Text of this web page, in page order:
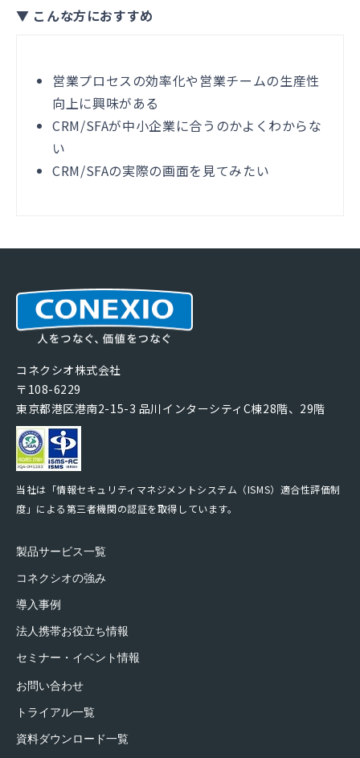
▼ こんな方におすすめ
営業プロセスの効率化や営業チームの生産性
向上に興味がある
CRM/SFAが中小企業に合うのかよくわからな
い
CRM/SFAの実際の画面を見てみたい
コネクシオ株式会社
〒108-6229
東京都港区港南2-15-3 品川インターシティC棟28階、29階
当社は「情報セキュリティマネジメントシステム（ISMS）適合性評価制
度」による第三者機関の認証を取得しています。
製品サービス一覧
コネクシオの強み
導入事例
法人携帯お役立ち情報
セミナー・イベント情報
お問い合わせ
トライアル一覧
資料ダウンロード一覧